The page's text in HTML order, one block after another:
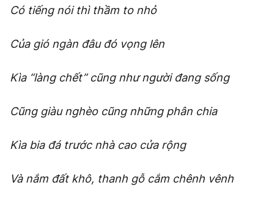
Có tiếng nói thì thầm to nhỏ
Của gió ngàn đâu đó vọng lên
Kìa “làng chết” cũng như người đang sống
Cũng giàu nghèo cũng những phân chia
Kìa bia đá trước nhà cao cửa rộng
Và nắm đất khô, thanh gỗ cắm chênh vênh